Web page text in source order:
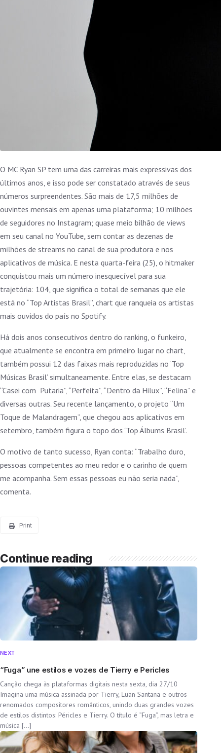
O MC Ryan SP tem uma das carreiras mais expressivas dos
últimos anos, e isso pode ser constatado através de seus
números surpreendentes. São mais de 17,5 milhões de
ouvintes mensais em apenas uma plataforma; 10 milhões
de seguidores no Instagram; quase meio bilhão de views
em seu canal no YouTube, sem contar as dezenas de
milhões de streams no canal de sua produtora e nos
aplicativos de música. E nesta quarta-feira (25), o hitmaker
conquistou mais um número inesquecível para sua
trajetória: 104, que significa o total de semanas que ele
está no “Top Artistas Brasil”, chart que ranqueia os artistas
mais ouvidos do país no Spotify.
Há dois anos consecutivos dentro do ranking, o funkeiro,
que atualmente se encontra em primeiro lugar no chart,
também possui 12 das faixas mais reproduzidas no ‘Top
Músicas Brasil’ simultaneamente. Entre elas, se destacam
“Casei com Putaria”, “Perfeita”, “Dentro da Hilux”, “Felina” e
diversas outras. Seu recente lançamento, o projeto “Um
Toque de Malandragem”, que chegou aos aplicativos em
setembro, também figura o topo dos ‘Top Álbums Brasil’.
O motivo de tanto sucesso, Ryan conta: “Trabalho duro,
pessoas competentes ao meu redor e o carinho de quem
me acompanha. Sem essas pessoas eu não seria nada”,
comenta.
Print
Continue reading
NEXT
“Fuga” une estilos e vozes de Tierry e Pericles
Canção chega às plataformas digitais nesta sexta, dia 27/10
Imagina uma música assinada por Tierry, Luan Santana e outros
renomados compositores românticos, unindo duas grandes vozes
de estilos distintos: Péricles e Tierry. O título é “Fuga”, mas letra e
música […]